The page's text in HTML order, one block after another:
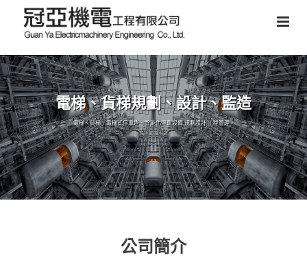
電梯、貨梯規劃、設計、監造
電梯、貨梯、電梯式停車塔、智能化停車設備,規劃設計,工程管理。
公司簡介